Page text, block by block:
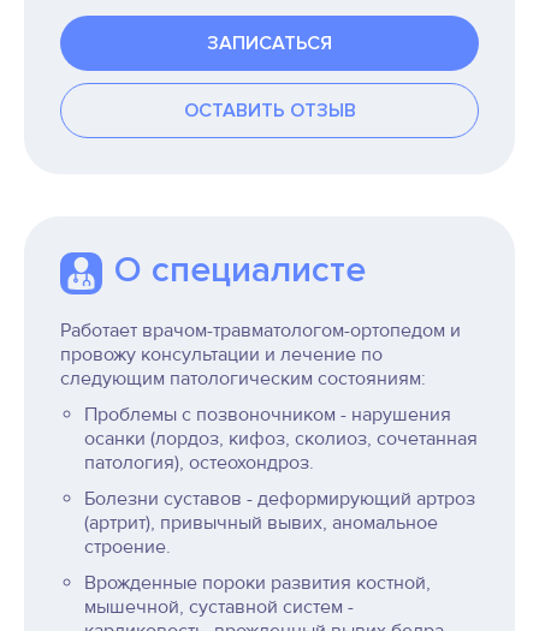
ЗАПИСАТЬСЯ
ОСТАВИТЬ ОТЗЫВ
О специалисте
Работает врачом-травматологом-ортопедом и
провожу консультации и лечение по
следующим патологическим состояниям:
Проблемы с позвоночником - нарушения
осанки (лордоз, кифоз, сколиоз, сочетанная
патология), остеохондроз.
Болезни суставов - деформирующий артроз
(артрит), привычный вывих, аномальное
строение.
Врожденные пороки развития костной,
мышечной, суставной систем -